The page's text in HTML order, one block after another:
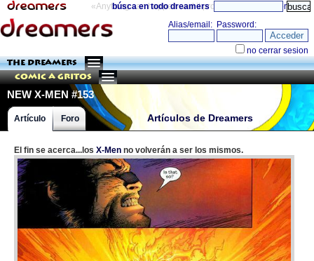
«Anything can happen and it probably will» directorio
búsca en todo dreamers
THE DREAMERS
Comic a Gritos
NEW X-MEN #153
Artículos de Dreamers
Artículo Foro
El fin se acerca...los X-Men no volverán a ser los mismos.